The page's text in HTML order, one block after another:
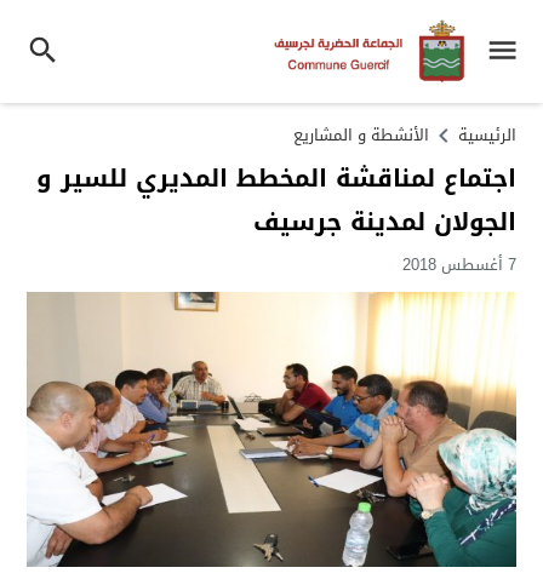
الرئيسية الأنشطة و المشاريع
اجتماع لمناقشة المخطط المديري للسير و
الجولان لمدينة جرسيف
7 أغسطس 2018